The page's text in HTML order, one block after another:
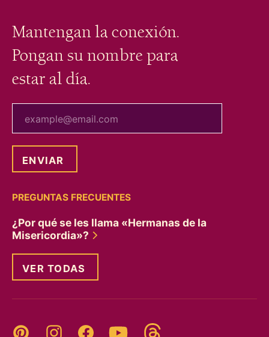
Mantengan la conexión.
Pongan su nombre para
estar al día.
PREGUNTAS FRECUENTES
¿Por qué se les llama «Hermanas de la
Misericordia»?
VER TODAS
Pinterest InstagramFacebookYouTube